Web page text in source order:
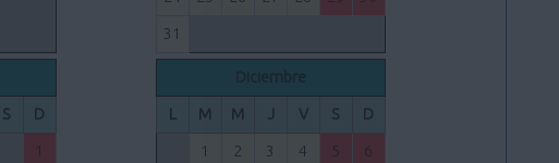
31
S D
1
M M J V S D
1 2 3 4 5 6